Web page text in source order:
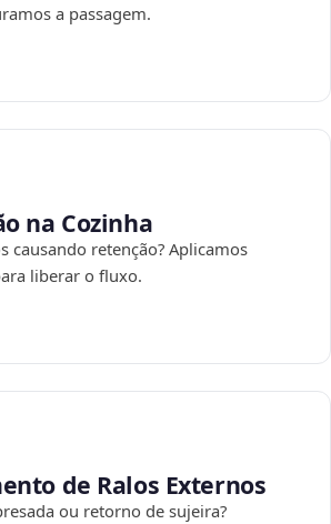
a passagem.
na Cozinha
causando retenção? Aplicamos
liberar o fluxo.
de Ralos Externos
ou retorno de sujeira?